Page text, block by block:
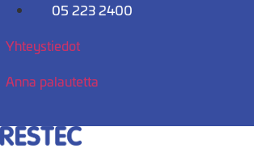
Mene
05 223 2400
Yhteystiedot
Anna palautetta